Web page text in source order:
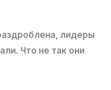
лидеры
Что не так они